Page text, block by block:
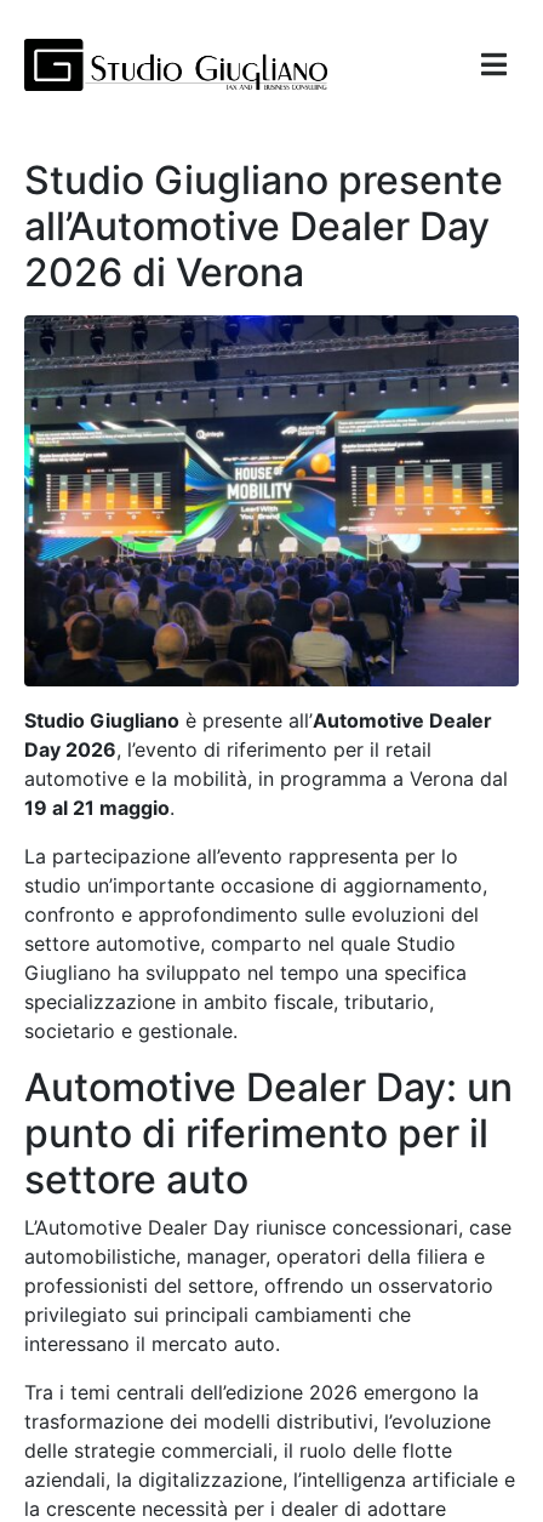
Studio Giugliano presente
all’Automotive Dealer Day
2026 di Verona
Studio Giugliano è presente all’Automotive Dealer
Day 2026, l’evento di riferimento per il retail
automotive e la mobilità, in programma a Verona dal
19 al 21 maggio.
La partecipazione all’evento rappresenta per lo
studio un’importante occasione di aggiornamento,
confronto e approfondimento sulle evoluzioni del
settore automotive, comparto nel quale Studio
Giugliano ha sviluppato nel tempo una specifica
specializzazione in ambito fiscale, tributario,
societario e gestionale.
Automotive Dealer Day: un
punto di riferimento per il
settore auto
L’Automotive Dealer Day riunisce concessionari, case
automobilistiche, manager, operatori della filiera e
professionisti del settore, offrendo un osservatorio
privilegiato sui principali cambiamenti che
interessano il mercato auto.
Tra i temi centrali dell’edizione 2026 emergono la
trasformazione dei modelli distributivi, l’evoluzione
delle strategie commerciali, il ruolo delle flotte
aziendali, la digitalizzazione, l’intelligenza artificiale e
la crescente necessità per i dealer di adottare